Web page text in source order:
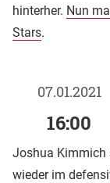
hinterher. Nun
Stars.
07.01.2021
16:00
Joshua Kimmich
wieder im